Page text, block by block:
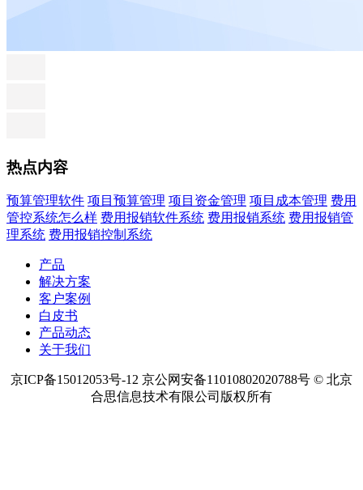
热点内容
预算管理软件 项目预算管理 项目资金管理 项目成本管理 费用
管控系统怎么样 费用报销软件系统 费用报销系统 费用报销管
理系统 费用报销控制系统
产品
解决方案
客户案例
白皮书
产品动态
关于我们
京ICP备15012053号-12 京公网安备11010802020788号 © 北京
合思信息技术有限公司版权所有